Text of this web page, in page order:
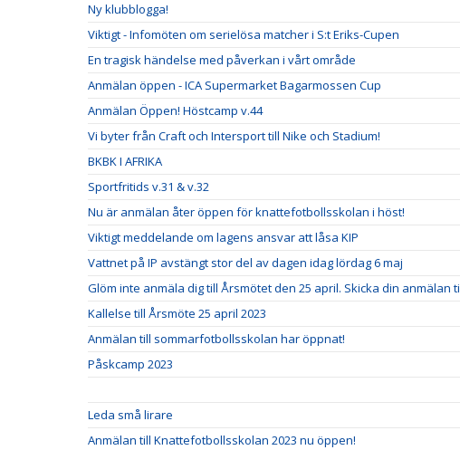
Ny klubblogga!
Viktigt - Infomöten om serielösa matcher i S:t Eriks-Cupen
En tragisk händelse med påverkan i vårt område
Anmälan öppen - ICA Supermarket Bagarmossen Cup
Anmälan Öppen! Höstcamp v.44
Vi byter från Craft och Intersport till Nike och Stadium!
BKBK I AFRIKA
Sportfritids v.31 & v.32
Nu är anmälan åter öppen för knattefotbollsskolan i höst!
Viktigt meddelande om lagens ansvar att låsa KIP
Vattnet på IP avstängt stor del av dagen idag lördag 6 maj
Glöm inte anmäla dig till Årsmötet den 25 april. Skicka din anmälan
Kallelse till Årsmöte 25 april 2023
Anmälan till sommarfotbollsskolan har öppnat!
Påskcamp 2023
Leda små lirare
Anmälan till Knattefotbollsskolan 2023 nu öppen!